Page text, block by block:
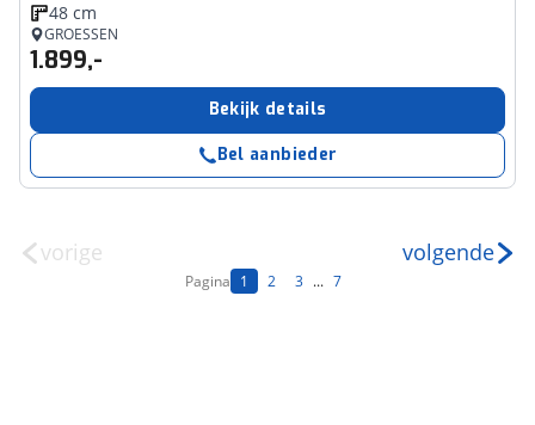
48 cm
GROESSEN
1.899,-
Bekijk details
Bel aanbieder
vorige
Pagina 1 2 3 ... 7
volgende